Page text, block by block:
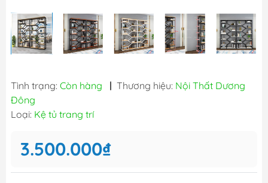
Tình trạng: Còn hàng | Thương hiệu: Nội Thất Dương
Đông
Loại: Kệ tủ trang trí
3.500.000₫